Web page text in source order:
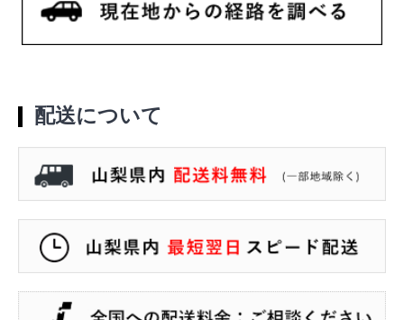
配送について